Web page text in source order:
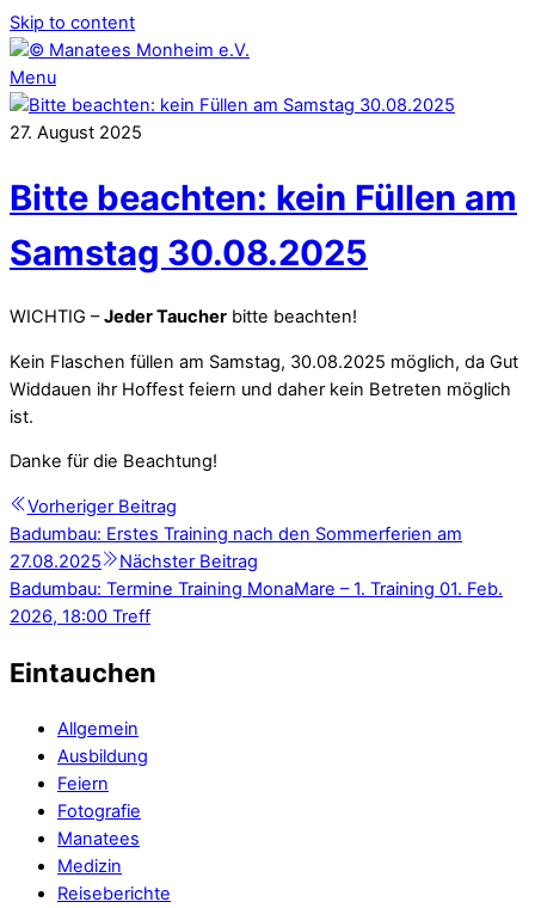
Skip to content
Menu
27. August 2025
Bitte beachten: kein Füllen am
Samstag 30.08.2025
WICHTIG –Jeder Taucher bitte beachten!
Kein Flaschen füllen am Samstag, 30.08.2025 möglich, da Gut
Widdauen ihr Hoffest feiern und daher kein Betreten möglich
ist.
Danke für die Beachtung!
Vorheriger Beitrag
Badumbau: Erstes Training nach den Sommerferien am
27.08.2025
Nächster Beitrag
Badumbau: Termine Training MonaMare – 1. Training 01. Feb.
2026, 18:00 Treff
Eintauchen
Allgemein
Ausbildung
Feiern
Fotografie
Manatees
Medizin
Reiseberichte